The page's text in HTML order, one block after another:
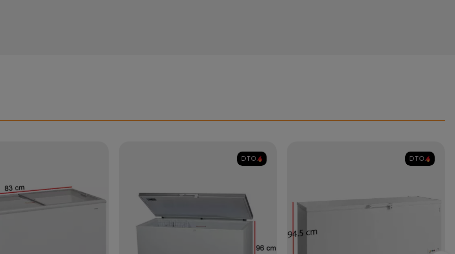
DTO. DTO.